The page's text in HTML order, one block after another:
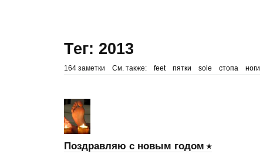
Тег: 2013
164 заметки См. также: feet пятки sole стопа ноги
Поздравляю с новым годом